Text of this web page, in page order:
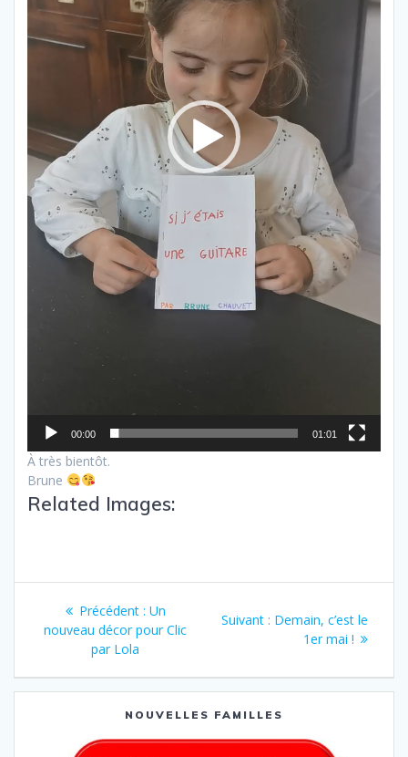
00:00 01:01
À très bientôt.
Brune
Related Images:
Précédent : Un
nouveau décor pour Clic
par Lola
Suivant : Demain, c’est le
1er mai !
NOUVELLES FAMILLES